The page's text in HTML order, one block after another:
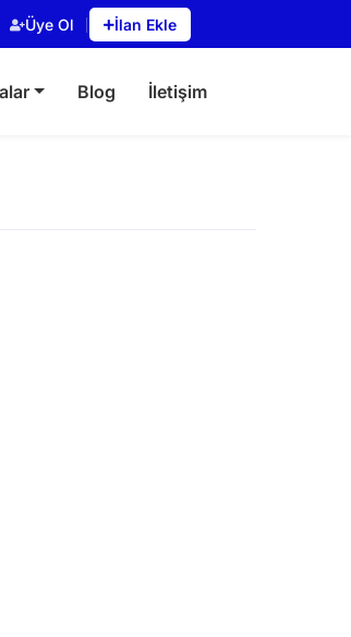
Üye Ol İlan Ekle
Blog İletişim